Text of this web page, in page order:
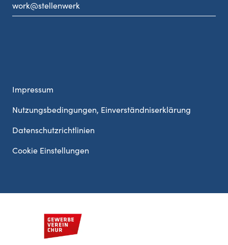
work@stellenwerk
Impressum
Nutzungsbedingungen, Einverständniserklärung
Datenschutzrichtlinien
Cookie Einstellungen